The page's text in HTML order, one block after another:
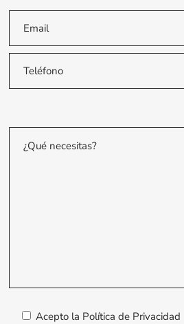
Acepto la Política de Privacidad